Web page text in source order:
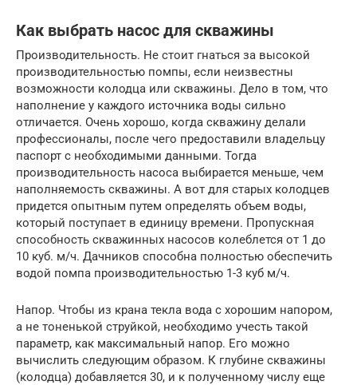
Как выбрать насос для скважины
Производительность. Не стоит гнаться за высокой
производительностью помпы, если неизвестны
возможности колодца или скважины. Дело в том, что
наполнение у каждого источника воды сильно
отличается. Очень хорошо, когда скважину делали
профессионалы, после чего предоставили владельцу
паспорт с необходимыми данными. Тогда
производительность насоса выбирается меньше, чем
наполняемость скважины. А вот для старых колодцев
придется опытным путем определять объем воды,
который поступает в единицу времени. Пропускная
способность скважинных насосов колеблется от 1 до
10 куб. м/ч. Дачников способна полностью обеспечить
водой помпа производительностью 1-3 куб м/ч.
Напор. Чтобы из крана текла вода с хорошим напором,
а не тоненькой струйкой, необходимо учесть такой
параметр, как максимальный напор. Его можно
вычислить следующим образом. К глубине скважины
(колодца) добавляется 30, и к полученному числу еще